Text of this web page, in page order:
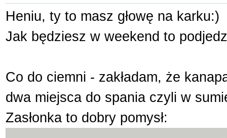
Heniu, ty to masz głowę na karku:)
Jak będziesz w weekend to
Co do ciemni - zakładam, że
dwa miejsca do spania czyli w
Zasłonka to dobry pomysł: